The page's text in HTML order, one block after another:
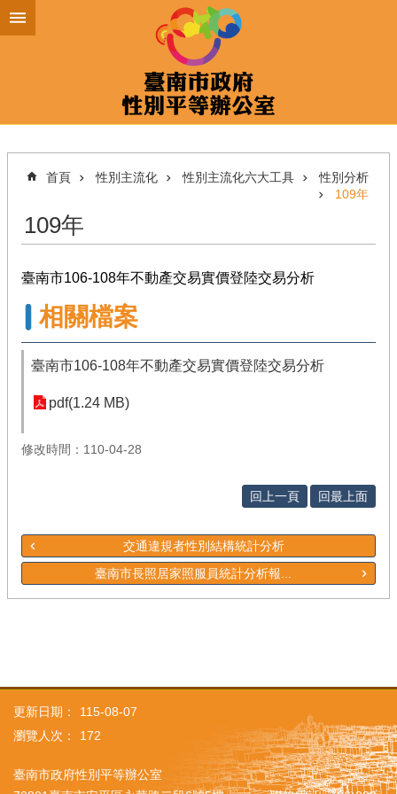
跳到主要內容區塊
首頁 性別主流化 性別主流化六大工具
性別分析
109年
109年
臺南市106-108年不動產交易實價登陸交易分析
相關檔案
臺南市106-108年不動產交易實價登陸交易分析
pdf(1.24 MB)
修改時間：110-04-28
回上一頁 回最上面
交通違規者性別結構統計分析
臺南市長照居家照服員統計分析報...
更新日期：
115-08-07
瀏覽人次：
172
臺南市政府性別平等辦公室